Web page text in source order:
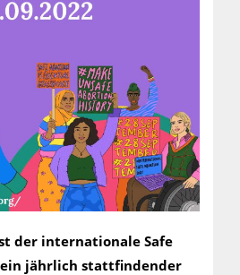
der internationale Safe
jährlich stattfindender